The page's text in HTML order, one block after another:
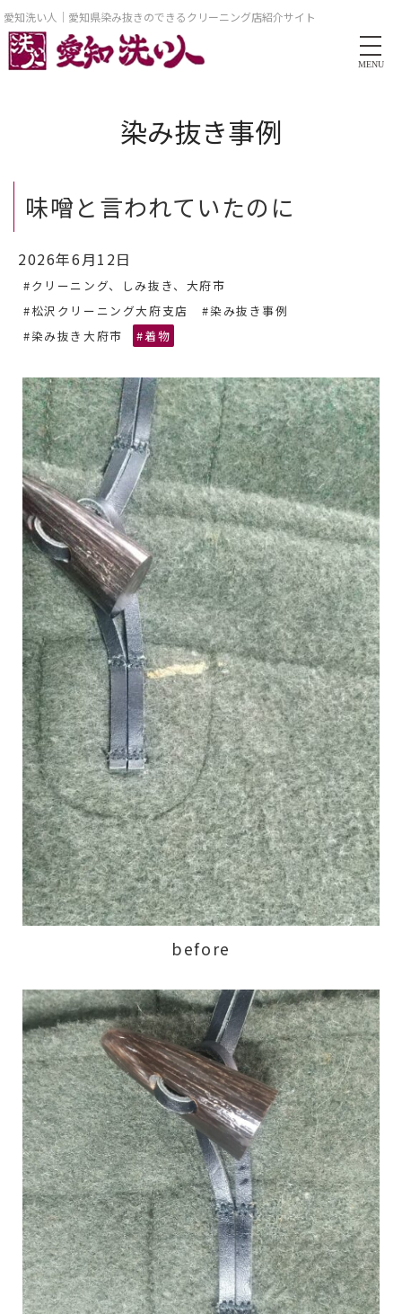
愛知洗い人｜愛知県染み抜きのできるクリーニング店紹介サイト
MENU
染み抜き事例
味噌と言われていたのに
2026年6月12日
#クリーニング、しみ抜き、大府市
#松沢クリーニング大府支店
#染み抜き事例
#染み抜き大府市
#着物
before